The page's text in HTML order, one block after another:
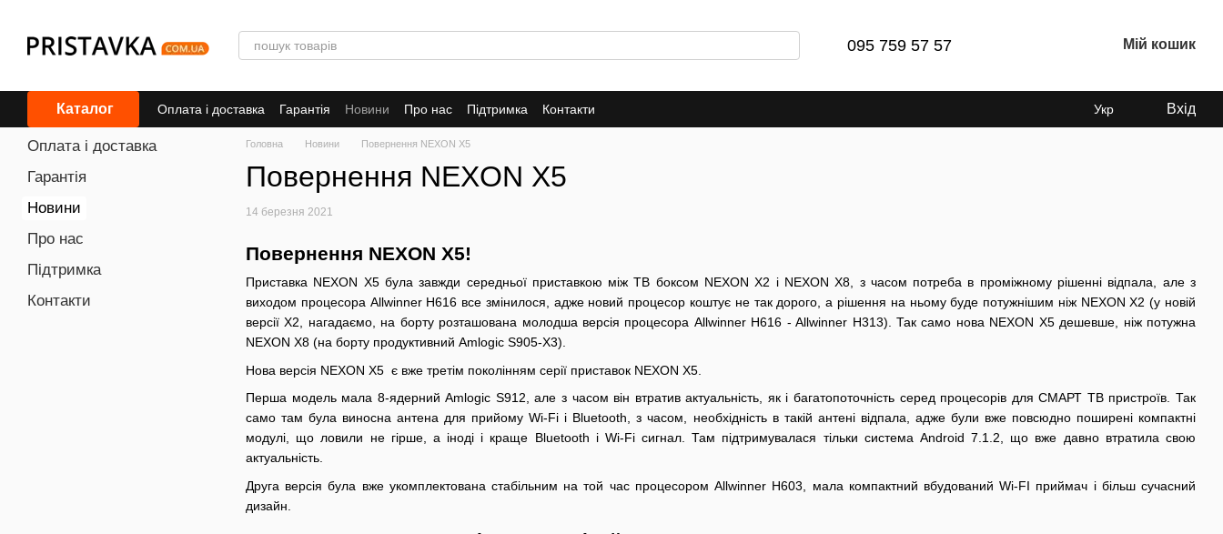
095 759 57 57 Мій кошик
Каталог Оплата і доставка Гарантiя Новини Про нас Підтримка Контакти Укр Вхід
Головна Новини Повернення NEXON X5
Повернення NEXON X5
14 березня 2021
Повернення NEXON X5!
Приставка NEXON X5 була завжди середньої приставкою між ТВ боксом NEXON X2 і NEXON X8, з часом потреба в проміжному рішенні відпала, але з
виходом процесора Allwinner H616 все змінилося, адже новий процесор коштує не так дорого, а рішення на ньому буде потужнішим ніж NEXON X2 (у новій
версії X2, нагадаємо, на борту розташована молодша версія процесора Allwinner H616 - Allwinner H313). Так само нова NEXON X5 дешевше, ніж потужна
NEXON X8 (на борту продуктивний Amlogic S905-X3).
Нова версія NEXON X5 є вже третім поколінням серії приставок NEXON X5.
Перша модель мала 8-ядерний Amlogic S912, але з часом він втратив актуальність, як і багатопоточність серед процесорів для СМАРТ ТВ пристроїв. Так
само там була виносна антена для прийому Wi-Fi і Bluetooth, з часом, необхідність в такій антені відпала, адже були вже повсюдно поширені компактні
модулі, що ловили не гірше, а іноді і краще Bluetooth і Wi-Fi сигнал. Там підтримувалася тільки система Android 7.1.2, що вже давно втратила свою
актуальність.
Друга версія була вже укомплектована стабільним на той час процесором Allwinner H603, мала компактний вбудований Wi-FI приймач і більш сучасний
дизайн.
Оплата і доставка
Гарантiя
Новини
Про нас
Підтримка
Контакти